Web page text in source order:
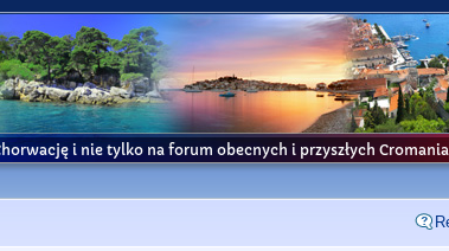
i nie tylko na forum obecnych i przyszłych